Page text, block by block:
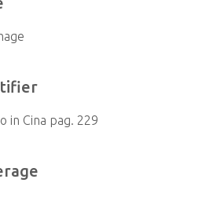
in Cina pag. 229